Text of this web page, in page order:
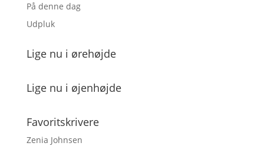
På denne dag
Udpluk
Lige nu i ørehøjde
Lige nu i øjenhøjde
Favoritskrivere
Zenia Johnsen